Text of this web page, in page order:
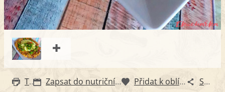
Tisk Zapsat do nutričního diáře Přidat k oblíbeným Sdílet